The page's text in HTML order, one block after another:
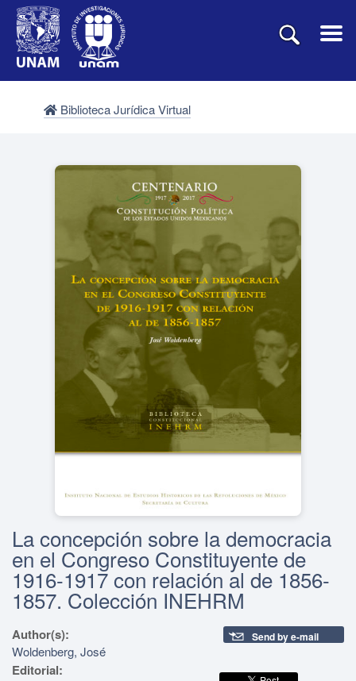
Biblioteca Jurídica Virtual
La concepción sobre la democracia
en el Congreso Constituyente de
1916-1917 con relación al de 1856-
1857. Colección INEHRM
Author(s):
Woldenberg, José
Editorial:
Send by e-mail